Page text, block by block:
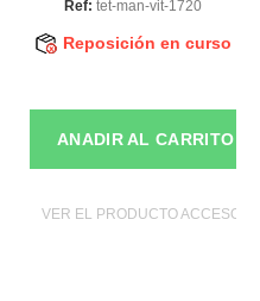
Ref: tet-man-vit-1720
Reposición en curso
ANADIR AL CARRITO
VER EL PRODUCTO